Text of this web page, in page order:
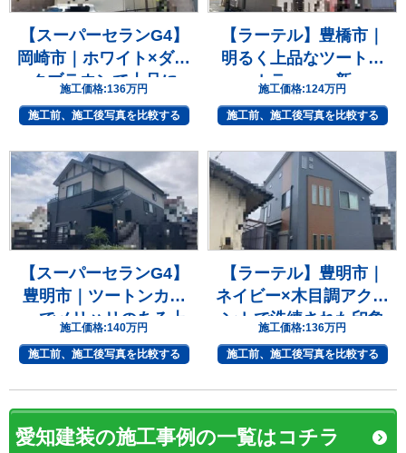
【スーパーセランG4】
岡崎市｜ホワイト×ダー
クブラウンで上品に
施工価格:136万円
施工前、施工後写真を比較する
【ラーテル】豊橋市｜
明るく上品なツートン
カラーへ一新
施工価格:124万円
施工前、施工後写真を比較する
【スーパーセランG4】
豊明市｜ツートンカラ
ーでメリハリのある上
質な住まいへ
施工価格:140万円
施工前、施工後写真を比較する
【ラーテル】豊明市｜
ネイビー×木目調アクセ
ントで洗練された印象
へ
施工価格:136万円
施工前、施工後写真を比較する
愛知建装の施工事例の一覧はコチラ